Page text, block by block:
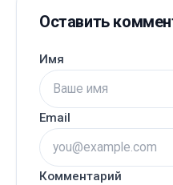
Оставить
Имя
Email
Комментарий